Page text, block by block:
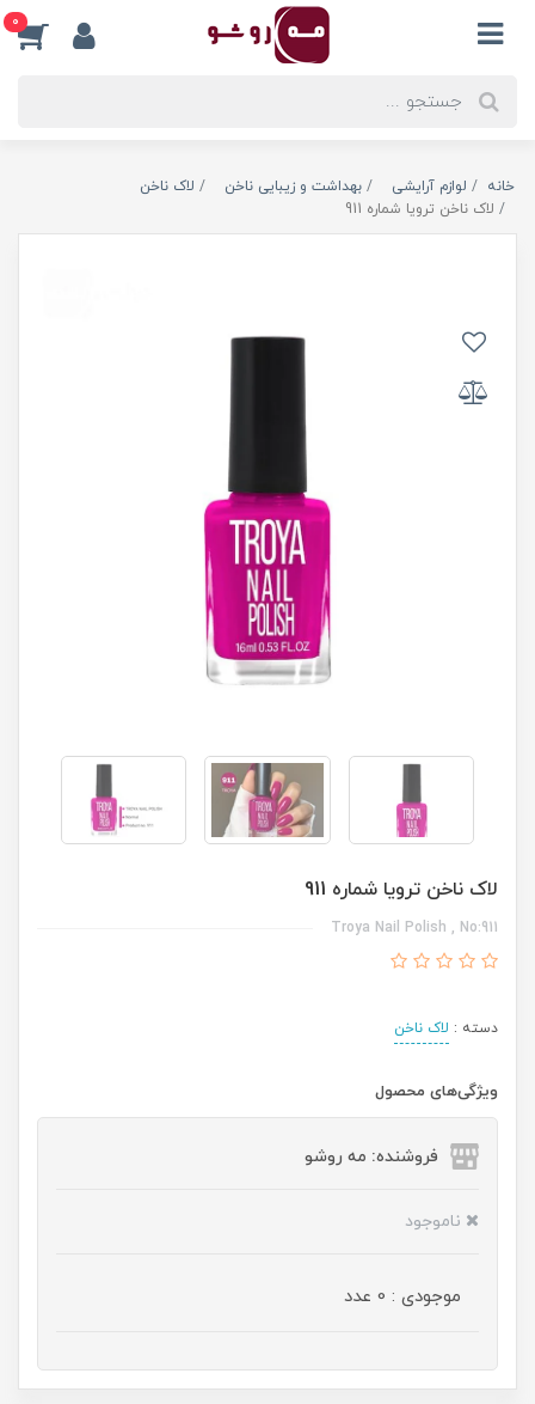
0
خانه لوازم آرایشی بهداشت و زیبایی ناخن
لاک ناخن
لاک ناخن ترویا شماره 911
لاک ناخن ترویا شماره 911
Troya Nail Polish , No:911
دسته : لاک ناخن
ویژگی‌های محصول
فروشنده: مه رو‌شو
ناموجود
موجودی : 0 عدد